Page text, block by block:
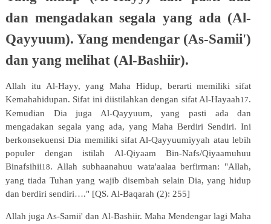
dan mengadakan segala yang ada (Al-
Qayyuum). Yang mendengar (As-Samii')
dan yang melihat (Al-Bashiir).
Allah itu Al-Hayy, yang Maha Hidup, berarti memiliki sifat
Kemahahidupan. Sifat ini diistilahkan dengan sifat Al-Hayaah17.
Kemudian Dia juga Al-Qayyuum, yang pasti ada dan
mengadakan segala yang ada, yang Maha Berdiri Sendiri. Ini
berkonsekuensi Dia memiliki sifat Al-Qayyuumiyyah atau lebih
populer dengan istilah Al-Qiyaam Bin-Nafs/Qiyaamuhuu
Binafsihii18. Allah subhaanahuu wata'aalaa berfirman: "Allah,
yang tiada Tuhan yang wajib disembah selain Dia, yang hidup
dan berdiri sendiri…." [QS. Al-Baqarah (2): 255]
Allah juga As-Samii' dan Al-Bashiir. Maha Mendengar lagi Maha